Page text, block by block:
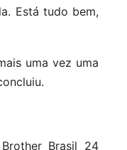
Está tudo bem,
uma vez uma
Brasil 24